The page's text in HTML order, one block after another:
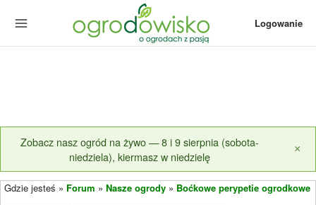
Logowanie
Zobacz nasz ogród na żywo — 8 i 9 sierpnia (sobota-
niedziela), kiermasz w niedzielę
×
Gdzie jesteś » Forum » Nasze ogrody » Boćkowe perypetie ogrodkowe